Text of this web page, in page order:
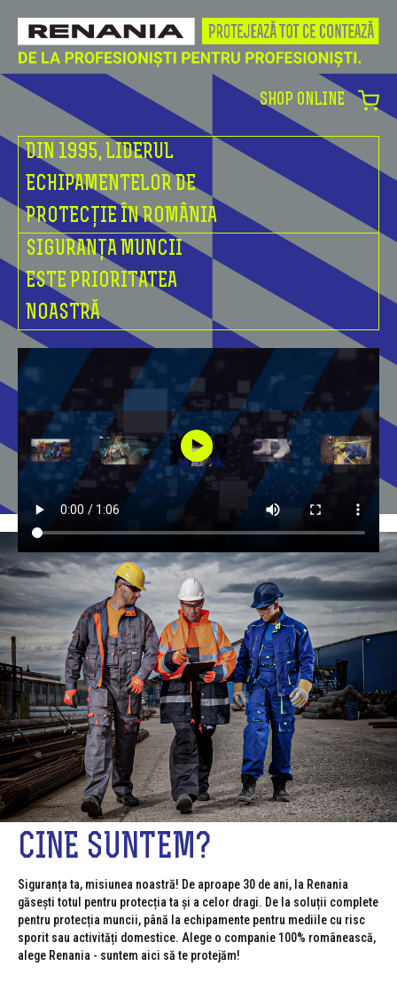
SHOP ONLINE
DIN 1995, LIDERUL
ECHIPAMENTELOR DE
PROTECȚIE ÎN ROMÂNIA
SIGURANȚA MUNCII
ESTE PRIORITATEA
NOASTRĂ
CINE SUNTEM?
Siguranța ta, misiunea noastră! De aproape 30 de ani, la Renania
găsești totul pentru protecția ta și a celor dragi. De la soluții complete
pentru protecția muncii, până la echipamente pentru mediile cu risc
sporit sau activități domestice. Alege o companie 100% românească,
alege Renania - suntem aici să te protejăm!